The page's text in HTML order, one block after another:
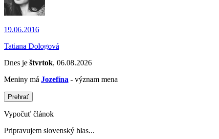
19.06.2016
Tatiana Dologová
Dnes je štvrtok, 06.08.2026
Meniny má Jozefína - význam mena
Prehrať
Vypočuť článok
Pripravujem slovenský hlas...